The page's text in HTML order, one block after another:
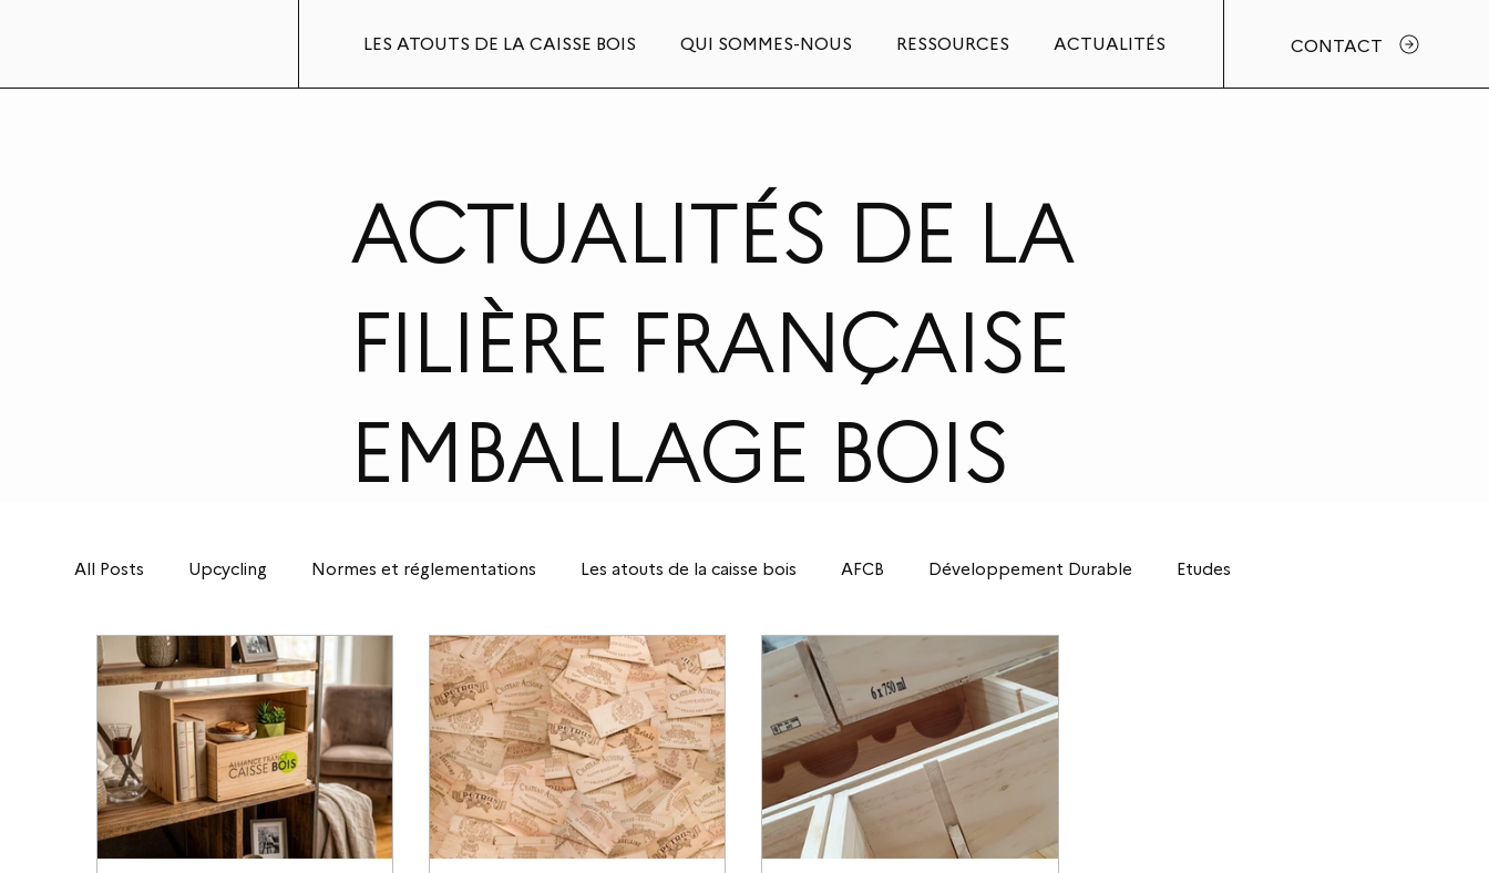
LES ATOUTS DE LA CAISSE BOIS QUI SOMMES-NOUS RESSOURCES ACTUALITÉS CONTACT
ACTUALITÉS DE LA
FILIÈRE FRANÇAISE
EMBALLAGE BOIS
All Posts Upcycling Normes et réglementations Les atouts de la caisse bois AFCB Développement Durable Etudes